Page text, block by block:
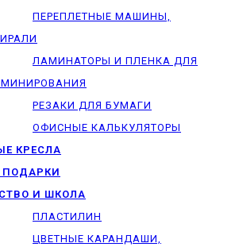
ПЕРЕПЛЕТНЫЕ МАШИНЫ,
ЛАМИНАТОРЫ И ПЛЕНКА ДЛЯ
РЕЗАКИ ДЛЯ БУМАГИ
ОФИСНЫЕ КАЛЬКУЛЯТОРЫ
КРЕСЛА
ПОДАРКИ
И ШКОЛА
ПЛАСТИЛИН
ЦВЕТНЫЕ КАРАНДАШИ,